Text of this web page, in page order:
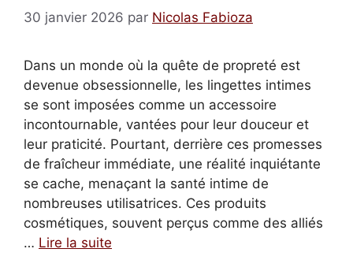
30 janvier 2026 par Nicolas Fabioza
Dans un monde où la quête de propreté est
devenue obsessionnelle, les lingettes intimes
se sont imposées comme un accessoire
incontournable, vantées pour leur douceur et
leur praticité. Pourtant, derrière ces promesses
de fraîcheur immédiate, une réalité inquiétante
se cache, menaçant la santé intime de
nombreuses utilisatrices. Ces produits
cosmétiques, souvent perçus comme des alliés
… Lire la suite